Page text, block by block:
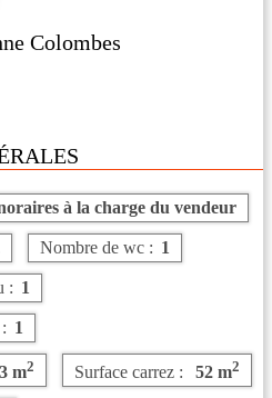
Colombes
à la charge du vendeur
Nombre de wc : 1
: 1
1
m2 Surface carrez : 52 m2